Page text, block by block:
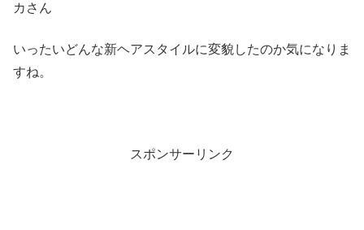
カさん
いったいどんな新ヘアスタイルに変貌したのか気になりま
すね。
スポンサーリンク